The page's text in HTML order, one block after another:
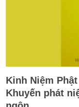
Kinh Niệm
Khuyến phát